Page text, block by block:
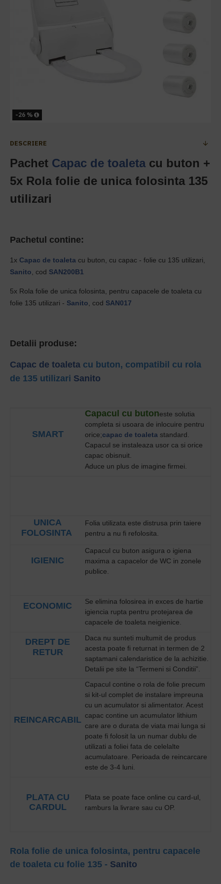
-26 %
DESCRIERE
Pachet Capac de toaletacu buton +
5x Rola folie de unica folosinta 135
utilizari
Pachetul contine:
1x Capac de toaleta cu buton, cu capac - folie cu 135 utilizari,
Sanito , cod SAN200B1
5x Rola folie de unica folosinta, pentru capacele de toaleta cu
folie 135 utilizari - Sanito , cod SAN017
Detalii produse:
Capac de toaleta cu buton, compatibil cu rola
de 135 utilizari Sanito
SMART
Capacul cu butoneste solutia
completa si usoara de inlocuire pentru
orice;capac de toaleta standard.
Capacul se instaleaza usor ca si orice
capac obisnuit.
Aduce un plus de imagine firmei.
UNICA
FOLOSINTA
Folia utilizata este distrusa prin taiere
pentru a nu fi refolosita.
IGIENIC
Capacul cu buton asigura o igiena
maxima a capacelor de WC in zonele
publice.
ECONOMIC
Se elimina folosirea in exces de hartie
igiencia rupta pentru protejarea de
capacele de toaleta neigienice.
DREPT DE
RETUR
Daca nu sunteti multumit de produs
acesta poate fi returnat in termen de 2
saptamani calendaristice de la achizitie.
Detalii pe site la “Termeni si Conditii”.
REINCARCABIL
Capacul contine o rola de folie precum
si kit-ul complet de instalare impreuna
cu un acumulator si alimentator. Acest
capac contine un acumulator lithium
care are o durata de viata mai lunga si
poate fi folosit la un numar dublu de
utilizati a foliei fata de celelalte
acumulatoare. Perioada de reincarcare
este de 3-4 luni.
PLATA CU
CARDUL
Plata se poate face online cu card-ul,
ramburs la livrare sau cu OP.
Rola folie de unica folosinta, pentru capacele
de toaleta cu folie 135 - Sanito